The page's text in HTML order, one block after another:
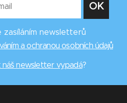
zasíláním newsletterů
a ochranou osobních údajů
náš newsletter vypadá?